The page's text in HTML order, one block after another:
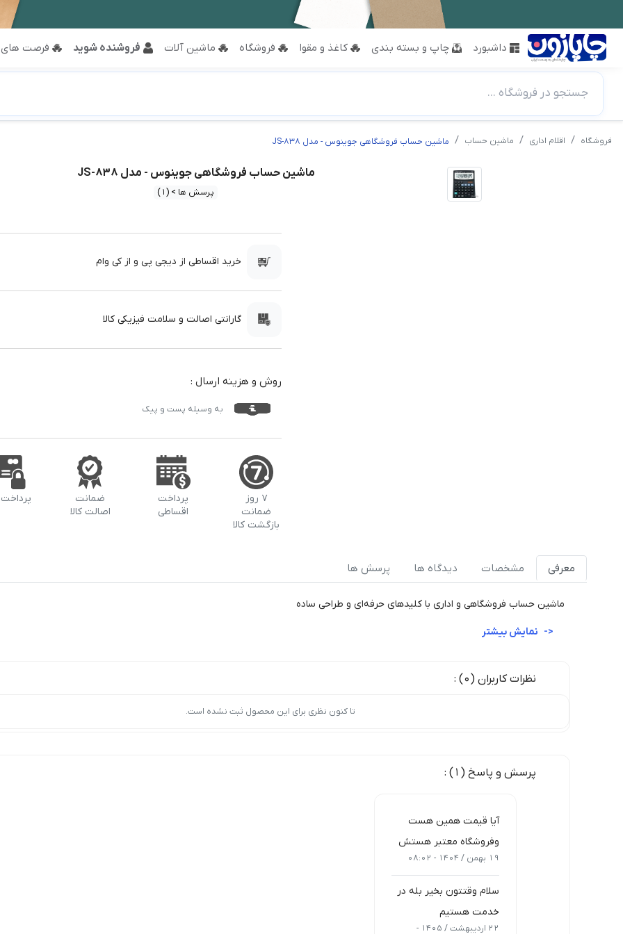
داشبورد چاپ و بسته بندی کاغذ و مقوا فروشگاه ماشین آلات فروشنده شوید فرصت
جستجو در فروشگاه ...
فروشگاه اقلام اداری ماشین حساب ماشین حساب فروشگاهی جوینوس - مدل JS-838
ماشین حساب فروشگاهی جوینوس - مدل JS-838
پرسش ها > (1)
خرید اقساطی از دیجی پی و از کی وام
گارانتی اصالت و سلامت فیزیکی کالا
روش و هزینه ارسال :
به وسیله پست و پیک
۷ روز
ضمانت
بازگشت کالا
پرداخت
اقساطی
ضمانت
اصالت کالا
معرفی مشخصات دیدگاه ها پرسش ها
ماشین حساب فروشگاهی و اداری با کلیدهای حرفه‌ای و طراحی ساده
نظرات کاربران (0) :
تا کنون نظری برای این محصول ثبت نشده است.
پرسش و پاسخ (1) :
آیا قیمت همین هست
و‌فروشگاه معتبر هستش
19 بهمن / 1404 - 08:02
سلام وقتتون بخیر بله در
خدمت هستیم
22 اردیبهشت / 1405 -